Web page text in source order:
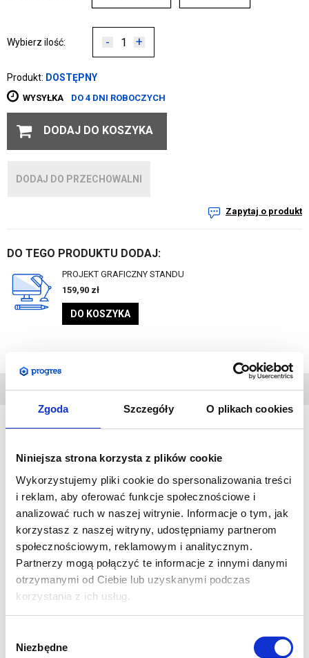
Zgoda Szczegóły O plikach cookies
Niniejsza strona korzysta z plików cookie
Wykorzystujemy pliki cookie do spersonalizowania treści
i reklam, aby oferować funkcje społecznościowe i
analizować ruch w naszej witrynie. Informacje o tym, jak
korzystasz z naszej witryny, udostępniamy partnerom
społecznościowym, reklamowym i analitycznym.
Partnerzy mogą połączyć te informacje z innymi danymi
otrzymanymi od Ciebie lub uzyskanymi podczas
korzystania z ich usług.
zgody
Niezbędne
Wybierz ilość: - +
Produkt: DOSTĘPNY
WYSYŁKA DO 4 DNI ROBOCZYCH
DODAJ DO KOSZYKA
DODAJ DO PRZECHOWALNI
Zapytaj o produkt
DO TEGO PRODUKTU DODAJ:
PROJEKT GRAFICZNY STANDU
159,90 zł
DO KOSZYKA
Formulate podwieszany Prostokątjest idealnym
rodzaju targach, imprezach promocyjnych.
Sprawdza się idealnie w większych przestrzeniach jak np.
sklepy wielkopowierzchniowe czy hale targowe.
Łatwy w montażu system składający się z rurek aluminiowych
z materiałową grafiką.
Dzięki zastosowaniu specjalnego, rozciągliwego materiału,
grafika doskonale układa się na systemie, tworząc
linek.Linek nie ma w zestawie.